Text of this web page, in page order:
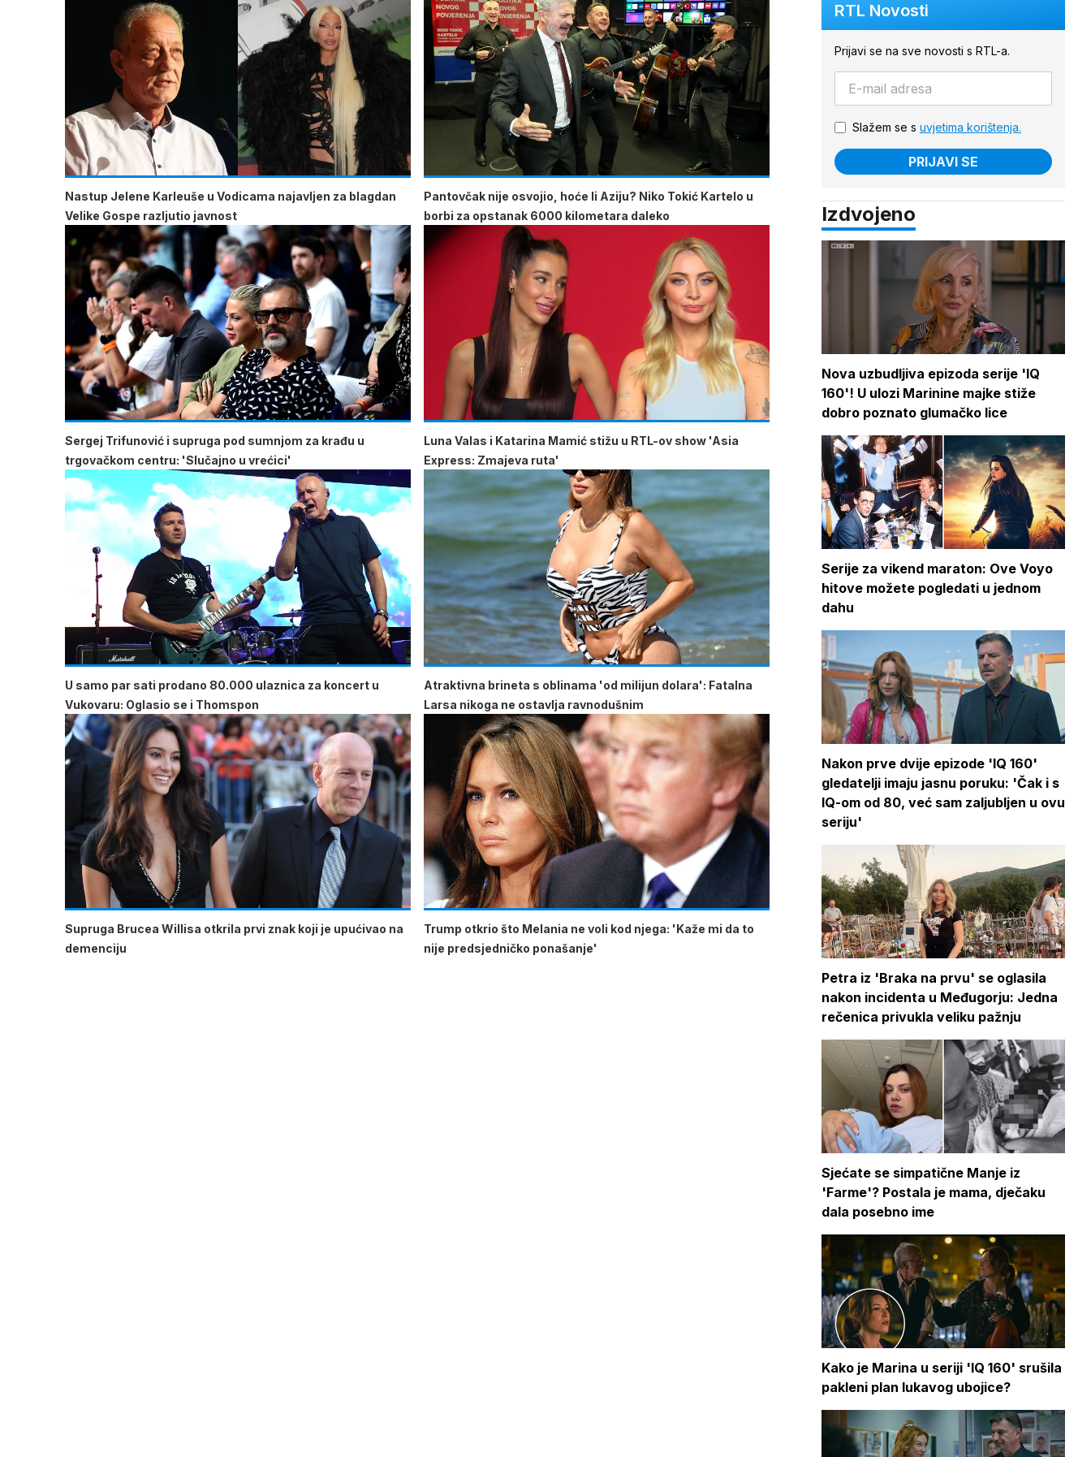
Nastup Jelene Karleuše u Vodicama najavljen za blagdan
Velike Gospe razljutio javnost
Pantovčak nije osvojio, hoće li Aziju? Niko Tokić Kartelo u
borbi za opstanak 6000 kilometara daleko
Sergej Trifunović i supruga pod sumnjom za krađu u
trgovačkom centru: 'Slučajno u vrećici'
Luna Valas i Katarina Mamić stižu u RTL-ov show 'Asia
Express: Zmajeva ruta'
U samo par sati prodano 80.000 ulaznica za koncert u
Vukovaru: Oglasio se i Thomspon
Atraktivna brineta s oblinama 'od milijun dolara': Fatalna
Larsa nikoga ne ostavlja ravnodušnim
Supruga Brucea Willisa otkrila prvi znak koji je upućivao na
demenciju
Trump otkrio što Melania ne voli kod njega: 'Kaže mi da to
nije predsjedničko ponašanje'
RTL Novosti
Prijavi se na sve novosti s RTL-a.
Slažem se s uvjetima korištenja.
PRIJAVI SE
Izdvojeno
Nova uzbudljiva epizoda serije 'IQ
160'! U ulozi Marinine majke stiže
dobro poznato glumačko lice
Serije za vikend maraton: Ove Voyo
hitove možete pogledati u jednom
dahu
Nakon prve dvije epizode 'IQ 160'
gledatelji imaju jasnu poruku: 'Čak i s
IQ-om od 80, već sam zaljubljen u ovu
seriju'
Petra iz 'Braka na prvu' se oglasila
nakon incidenta u Međugorju: Jedna
rečenica privukla veliku pažnju
Sjećate se simpatične Manje iz
'Farme'? Postala je mama, dječaku
dala posebno ime
Kako je Marina u seriji 'IQ 160' srušila
pakleni plan lukavog ubojice?